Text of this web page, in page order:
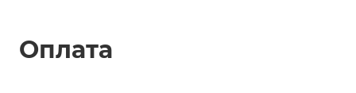
Оплата